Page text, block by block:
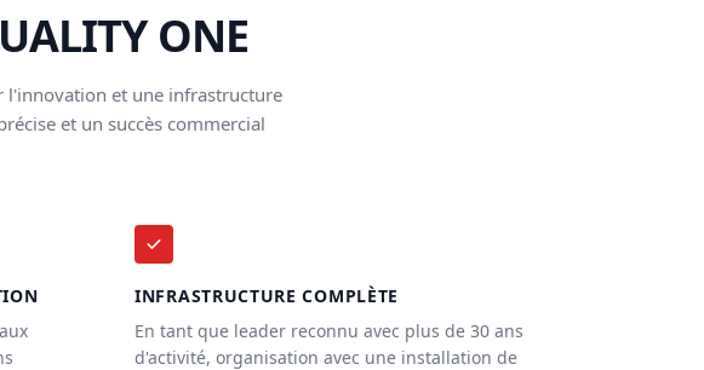
ONE
l'innovation et une infrastructure
et un succès commercial
INFRASTRUCTURE COMPLÈTE
En tant que leader reconnu avec plus de 30 ans
d'activité, organisation avec une installation de